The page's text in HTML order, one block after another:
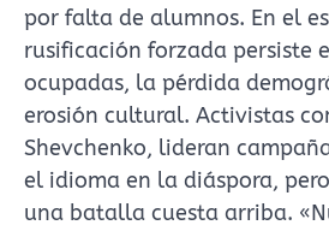
por falta de alumnos. En el
rusificación forzada persiste
ocupadas, la pérdida
erosión cultural. Activistas
Shevchenko, lideran
el idioma en la diáspora,
una batalla cuesta arriba.